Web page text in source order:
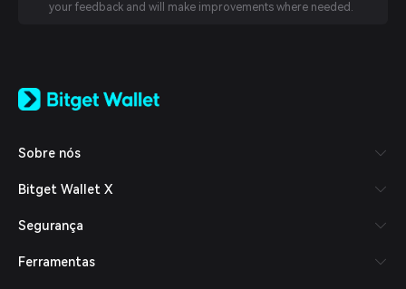
your feedback and will make improvements where needed.
日本語
Español (Latinoamérica)
Italiano
Deutsch
繁體中文
Sobre nós
Bitget Wallet X
Segurança
Ferramentas